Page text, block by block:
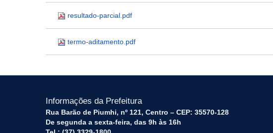
resultado-parcial.pdf
termo-aditamento.pdf
Informações da Prefeitura
Rua Barão de Piumhi, nº 121, Centro – CEP: 35570-128
De segunda a sexta-feira, das 9h às 16h